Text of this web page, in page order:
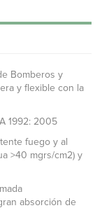
Bomberos y
y flexible con la
1992: 2005
fuego y al
>40 mgrs/cm2) y
absorción de